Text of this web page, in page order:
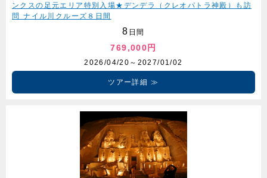
ンクスの足元エリア特別入場★デンデラ（クレオパトラ神殿）も訪
問 ナイル川クルーズ８日間
8 日間
769,000円
2026/04/20～2027/01/02
ツアー詳細